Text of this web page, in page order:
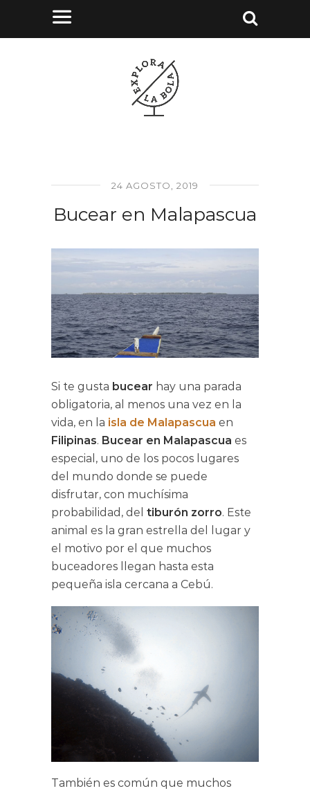
24 AGOSTO, 2019
Bucear en Malapascua
Si te gusta bucear hay una parada
obligatoria, al menos una vez en la
vida, en la isla de Malapascua en
Filipinas. Bucear en Malapascua es
especial, uno de los pocos lugares
del mundo donde se puede
disfrutar, con muchísima
probabilidad, del tiburón zorro. Este
animal es la gran estrella del lugar y
el motivo por el que muchos
buceadores llegan hasta esta
pequeña isla cercana a Cebú.
También es común que muchos